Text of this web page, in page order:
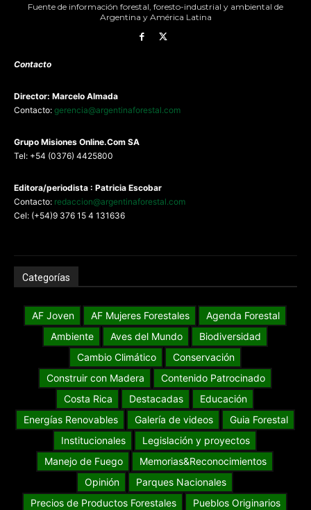
Fuente de información forestal, foresto-industrial y ambiental de
Argentina y América Latina
Contacto
Director: Marcelo Almada
Contacto: gerencia@argentinaforestal.com
Grupo Misiones Online.Com SA
Tel: +54 (0376) 4425800
Editora/periodista : Patricia Escobar
Contacto: redaccion@argentinaforestal.com
Cel: (+54)9 376 15 4 131636
Categorías
AF Joven AF Mujeres Forestales
Agenda Forestal
Ambiente
Aves del Mundo
Biodiversidad
Cambio Climático
Conservación
Construir con Madera
Contenido Patrocinado
Costa Rica
Destacadas
Educación
Energías Renovables
Galería de videos
Guia Forestal
Institucionales
Legislación y proyectos
Manejo de Fuego
Memorias&Reconocimientos
Opinión
Parques Nacionales
Precios de Productos Forestales
Pueblos Originarios